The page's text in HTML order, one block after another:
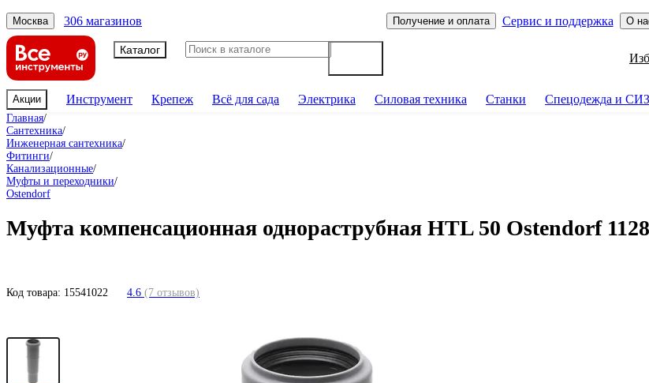
Москва 306 магазинов Получение и оплата Сервис и поддержка О
Каталог
Акции Инструмент Крепеж Всё для сада Электрика Силовая техника Станки Спецодежда и СИЗ
Главная/
Сантехника/
Инженерная сантехника/
Фитинги/
Канализационные/
Муфты и переходники/
Ostendorf
Муфта компенсационная однораструбная HTL 50 Ostendorf
Код товара: 15541022 4.6 (7 отзывов)